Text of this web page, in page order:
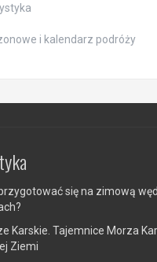
i kalendarz podróży
się na zimową
Karskie. Tajemnice Morza
Ziemi